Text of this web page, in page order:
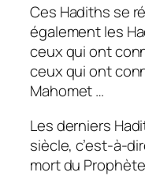
Ces Hadiths se
également les
ceux qui ont
ceux qui ont
Mahomet …
Les derniers
siècle, c’est-à-
mort du